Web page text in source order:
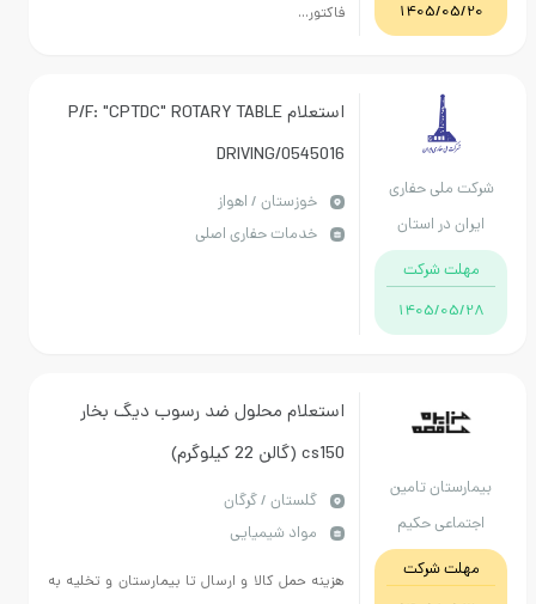
1405/05/20
فاکتور...
ملی حفاری
ایران در استان
خوزستان
مهلت شرکت
1405/05/28
استعلام P/F: "CPTDC" ROTARY TABLE
DRIVING/0545016
خوزستان / اهواز
خدمات حفاری اصلی
تامین
اجتماعی حکیم
جرجانی گرگان
مهلت شرکت
استعلام محلول ضد رسوب دیگ بخار
گلستان / گرگان
مواد شیمیایی
هزینه حمل کالا و ارسال تا بیمارستان و تخلیه به